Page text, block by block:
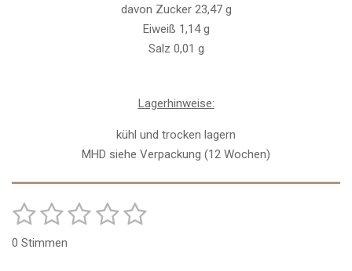
davon Zucker 23,47g
Eiweiß 1,14 g
Salz 0,01 g
Lagerhinweise:
kühl und trocken lagern
MHD siehe Verpackung (12 Wochen)
B
w
1
S
2
S
3
S
4 5
B
0 Stimmen